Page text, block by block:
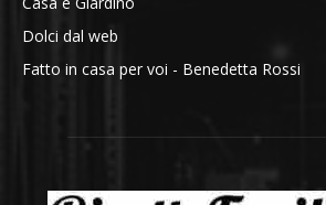
Dolci dal web
Fatto in casa per voi - Benedetta Rossi